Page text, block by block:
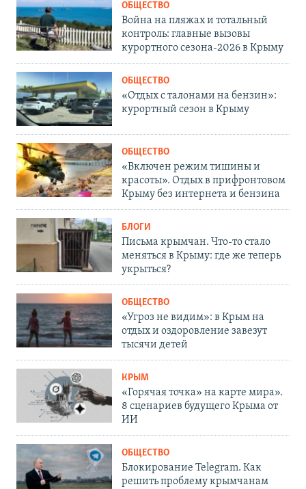
ОБЩЕСТВО
Война на пляжах и тотальный
контроль: главные вызовы
курортного сезона-2026 в Крыму
ОБЩЕСТВО
«Отдых с талонами на бензин»:
курортный сезон в Крыму
ОБЩЕСТВО
«Включен режим тишины и
красоты». Отдых в прифронтовом
Крыму без интернета и бензина
БЛОГИ
Письма крымчан. Что-то стало
меняться в Крыму: где же теперь
укрыться?
ОБЩЕСТВО
«Угроз не видим»: в Крым на
отдых и оздоровление завезут
тысячи детей
КРЫМ
«Горячая точка» на карте мира».
8 сценариев будущего Крыма от
ИИ
ОБЩЕСТВО
Блокирование Telegram. Как
решить проблему крымчанам